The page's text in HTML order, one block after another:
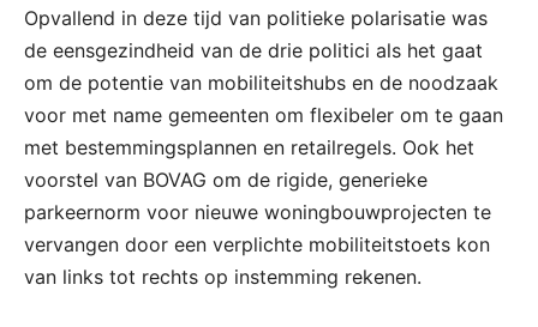
Opvallend in deze tijd van politieke polarisatie was
de eensgezindheid van de drie politici als het gaat
om de potentie van mobiliteitshubs en de noodzaak
voor met name gemeenten om flexibeler om te gaan
met bestemmingsplannen en retailregels. Ook het
voorstel van BOVAG om de rigide, generieke
parkeernorm voor nieuwe woningbouwprojecten te
vervangen door een verplichte mobiliteitstoets kon
van links tot rechts op instemming rekenen.